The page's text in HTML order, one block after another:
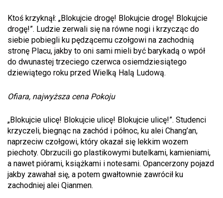
Ktoś krzyknął: „Blokujcie drogę! Blokujcie drogę! Blokujcie
drogę!”. Ludzie zerwali się na równe nogi i krzycząc do
siebie pobiegli ku pędzącemu czołgowi na zachodnią
stronę Placu, jakby to oni sami mieli być barykadą o wpół
do dwunastej trzeciego czerwca osiemdziesiątego
dziewiątego roku przed Wielką Halą Ludową.
Ofiara, najwyższa cena Pokoju
„Blokujcie ulicę! Blokujcie ulicę! Blokujcie ulicę!”. Studenci
krzyczeli, biegnąc na zachód i północ, ku alei Chang’an,
naprzeciw czołgowi, który okazał się lekkim wozem
piechoty. Obrzucili go plastikowymi butelkami, kamieniami,
a nawet piórami, książkami i notesami. Opancerzony pojazd
jakby zawahał się, a potem gwałtownie zawrócił ku
zachodniej alei Qianmen.